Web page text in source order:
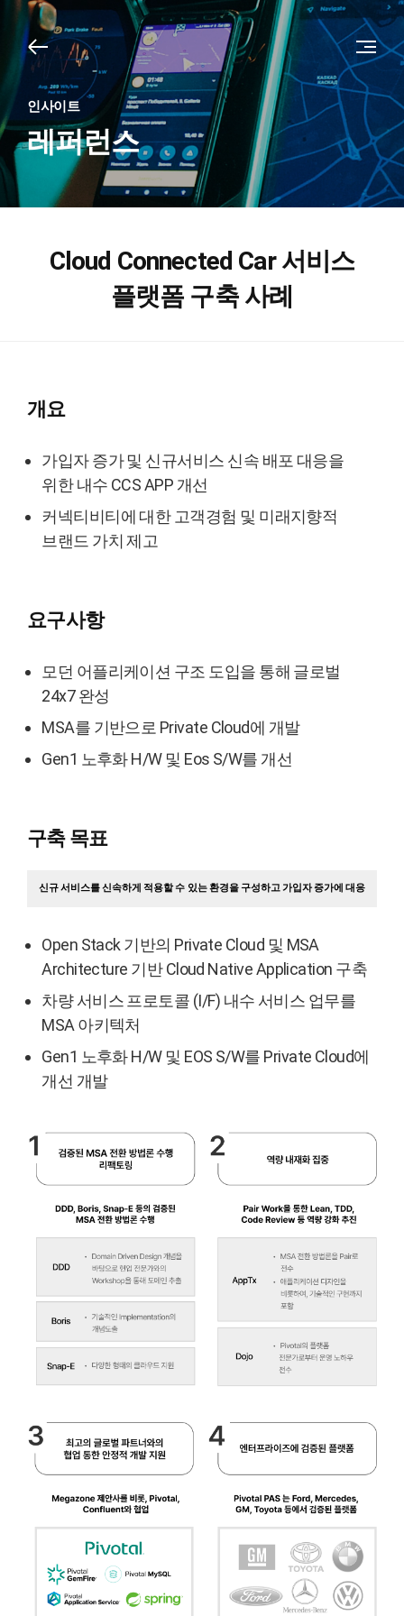
인사이트
레퍼런스
Cloud Connected Car 서비스
플랫폼 구축 사례
개요
가입자 증가 및 신규서비스 신속 배포 대응을
위한 내수 CCS APP 개선
커넥티비티에 대한 고객경험 및 미래지향적
브랜드 가치 제고
요구사항
모던 어플리케이션 구조 도입을 통해 글로벌
24x7 완성
MSA를 기반으로 Private Cloud에 개발
Gen1 노후화 H/W 및 Eos S/W를 개선
구축 목표
신규 서비스를 신속하게 적용할 수 있는 환경을 구성하고 가입자 증가에 대응
Open Stack 기반의 Private Cloud 및 MSA
Architecture 기반 Cloud Native Application 구축
차량 서비스 프로토콜 (I/F) 내수 서비스 업무를
MSA 아키텍처
Gen1 노후화 H/W 및 EOS S/W를 Private Cloud에
개선 개발